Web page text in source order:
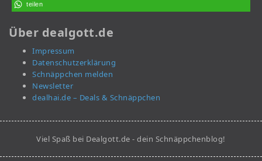
teilen
Über dealgott.de
Impressum
Datenschutzerklärung
Schnäppchen melden
Newsletter
dealhai.de – Deals & Schnäppchen
Viel Spaß bei Dealgott.de - dein Schnäppchenblog!